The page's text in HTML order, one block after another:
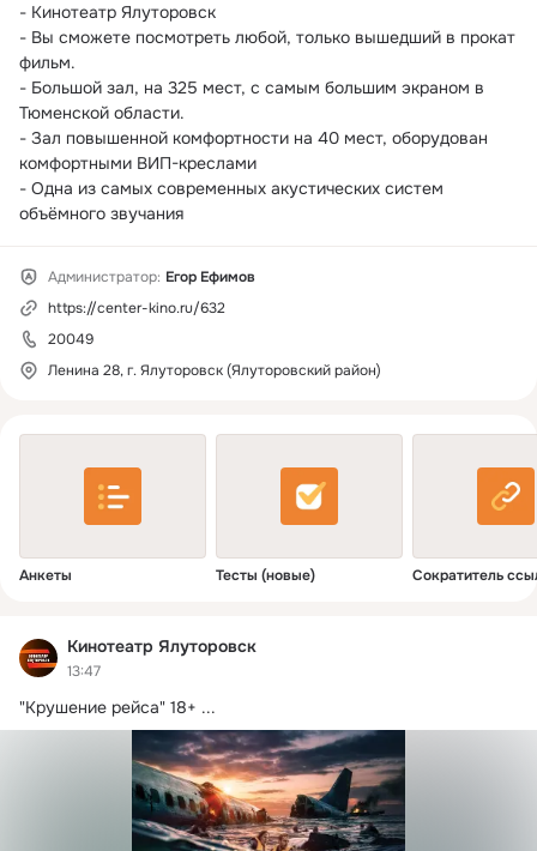
Анкеты Тесты (новые) Сократитель
Кинотеатр Ялуторовск
13:47
"Крушение рейса" 18+ ...
- Кинотеатр Ялуторовск
- Вы сможете посмотреть любой, только вышедший в прокат
фильм.
- Большой зал, на 325 мест, с самым большим экраном в
Тюменской области.
- Зал повышенной комфортности на 40 мест, оборудован
комфортными ВИП-креслами
- Одна из самых современных акустических систем
объёмного звучания
Администратор: Егор Ефимов
https://center-kino.ru/632
20049
Ленина 28, г. Ялуторовск (Ялуторовский район)